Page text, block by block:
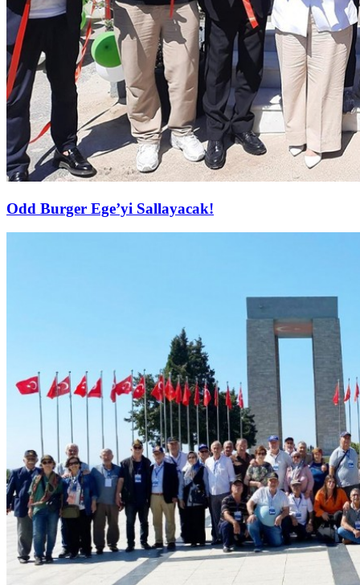
Odd Burger Ege’yi Sallayacak!